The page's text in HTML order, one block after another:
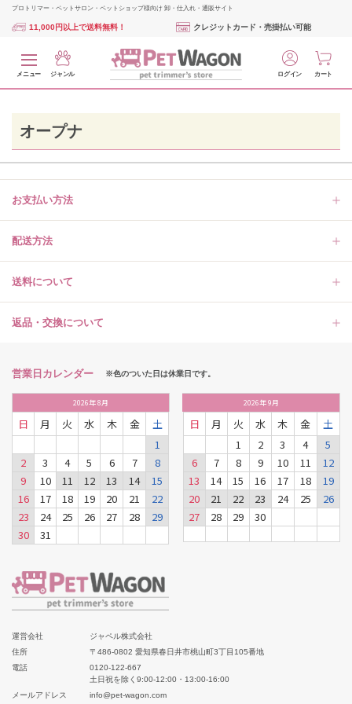
プロトリマー・ペットサロン・ペットショップ様向け 卸・仕入れ・通販サイト
11,000円以上で送料無料！ クレジットカード・売掛払い可能
メニュー ジャンル ログイン カート
オープナ
お支払い方法
配送方法
送料について
返品・交換について
営業日カレンダー ※色のついた日は休業日です。
2026年8月
日 月 火 水 木 金
土
1
2
3 4 5 6 7
8
9
10 11 12 13 14
15
16
17 18 19 20 21
22
23
24 25 26 27 28
29
30
31
2026年9月
日 月 火 水 木 金
土
1
2 3 4
5
6
7 8 9 10 11
12
13
14 15 16 17 18
19
20
21 22 23 24 25
26
27
28 29 30
運営会社
ジャペル株式会社
住所
〒486-0802 愛知県春日井市桃山町3丁目105番地
電話
0120-122-667
土日祝を除く9:00-12:00・13:00-16:00
メールアドレス
info@pet-wagon.com